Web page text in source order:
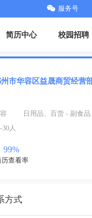
服务号
简历中心 校园招聘
市华容区益晟商贸经营
日用品、百货 - 副食品
30人
99%
历查看率
方式